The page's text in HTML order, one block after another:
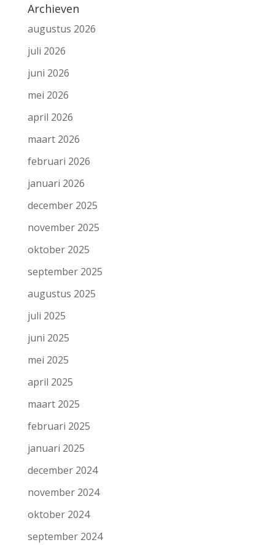
Archieven
augustus 2026
juli 2026
juni 2026
mei 2026
april 2026
maart 2026
februari 2026
januari 2026
december 2025
november 2025
oktober 2025
september 2025
augustus 2025
juli 2025
juni 2025
mei 2025
april 2025
maart 2025
februari 2025
januari 2025
december 2024
november 2024
oktober 2024
september 2024